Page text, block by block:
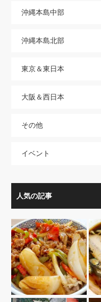
沖縄本島中部
沖縄本島北部
東京＆東日本
大阪＆西日本
その他
イベント
人気の記事